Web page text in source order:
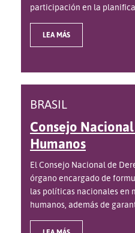
participación en la
LEA MÁS
BRASIL
Consejo
Humanos
El Consejo Nacional de
órgano encargado de
las políticas nacionales en
humanos, además de